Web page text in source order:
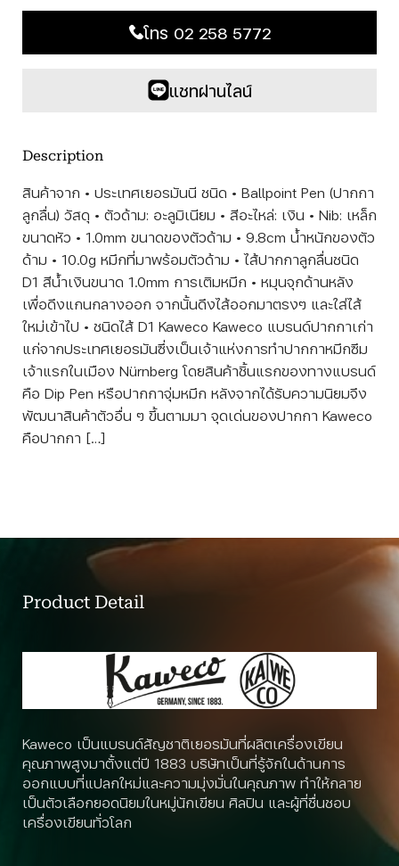
Description
สินค้าจาก • ประเทศเยอรมันนี ชนิด • Ballpoint Pen (ปากกา
ลูกลื่น) วัสดุ • ตัวด้าม: อะลูมิเนียม • สีอะไหล่: เงิน • Nib: เหล็ก
ขนาดหัว • 1.0mm ขนาดของตัวด้าม • 9.8cm น้ำหนักของตัว
ด้าม • 10.0g หมึกที่มาพร้อมตัวด้าม • ไส้ปากกาลูกลื่นชนิด
D1 สีน้ำเงินขนาด 1.0mm การเติมหมึก • หมุนจุกด้านหลัง
เพื่อดึงแกนกลางออก จากนั้นดึงไส้ออกมาตรงๆ และใส่ไส้
ใหม่เข้าไป • ชนิดไส้ D1 Kaweco Kaweco แบรนด์ปากกาเก่า
แก่จากประเทศเยอรมันซึ่งเป็นเจ้าแห่งการทำปากกาหมึกซึม
เจ้าแรกในเมือง Nürnberg โดยสินค้าชิ้นแรกของทางแบรนด์
คือ Dip Pen หรือปากกาจุ่มหมึก หลังจากได้รับความนิยมจึง
พัฒนาสินค้าตัวอื่น ๆ ขึ้นตามมา จุดเด่นของปากกา Kaweco
คือปากกา […]
โทร 02 258 5772
แชทผ่านไลน์
Product Detail
Kaweco เป็นแบรนด์สัญชาติเยอรมันที่ผลิตเครื่องเขียน
คุณภาพสูงมาตั้งแต่ปี 1883 บริษัทเป็นที่รู้จักในด้านการ
ออกแบบที่แปลกใหม่และความมุ่งมั่นในคุณภาพ ทำให้กลาย
เป็นตัวเลือกยอดนิยมในหมู่นักเขียน ศิลปิน และผู้ที่ชื่นชอบ
เครื่องเขียนทั่วโลก